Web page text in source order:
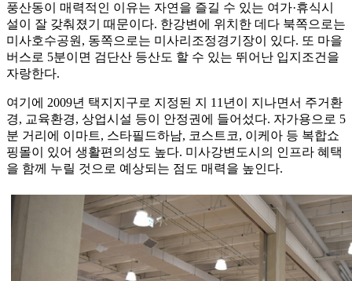
풍산동이 매력적인 이유는 자연을 즐길 수 있는 여가·휴식시
설이 잘 갖춰졌기 때문이다. 한강변에 위치한 데다 북쪽으로는
미사호수공원, 동쪽으로는 미사리조정경기장이 있다. 또 마을
버스로 5분이면 검단산 등산도 할 수 있는 뛰어난 입지조건을
자랑한다.
여기에 2009년 택지지구로 지정된 지 11년이 지나면서 주거환
경, 교육환경, 상업시설 등이 안정권에 들어섰다. 자가용으로 5
분 거리에 이마트, 스타필드하남, 코스트코, 이케아 등 복합쇼
핑몰이 있어 생활편의성도 높다. 미사강변도시의 인프라 혜택
을 함께 누릴 것으로 예상되는 점도 매력을 높인다.